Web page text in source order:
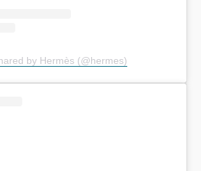
by Hermès (@hermes)